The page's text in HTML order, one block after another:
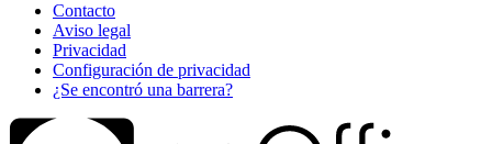
Contacto
Aviso legal
Privacidad
Configuración de privacidad
¿Se encontró una barrera?